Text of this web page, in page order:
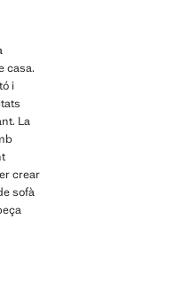
casa.
i
La
crear
sofà